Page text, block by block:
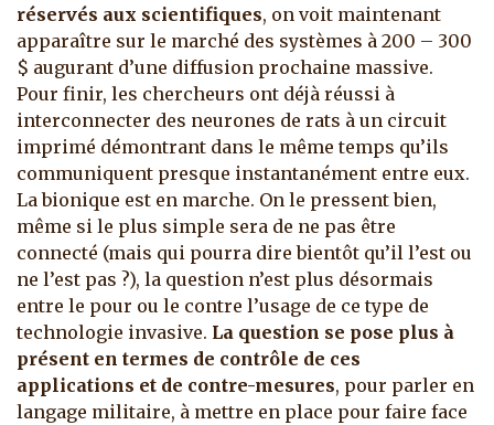
réservés aux scientifiques, on voit maintenant
apparaître sur le marché des systèmes à 200 – 300
$ augurant d’une diffusion prochaine massive.
Pour finir, les chercheurs ont déjà réussi à
interconnecter des neurones de rats à un circuit
imprimé démontrant dans le même temps qu’ils
communiquent presque instantanément entre eux.
La bionique est en marche. On le pressent bien,
même si le plus simple sera de ne pas être
connecté (mais qui pourra dire bientôt qu’il l’est ou
ne l’est pas ?), la question n’est plus désormais
entre le pour ou le contre l’usage de ce type de
technologie invasive. La question se pose plus à
présent en termes de contrôle de ces
applications et de contre-mesures, pour parler en
langage militaire, à mettre en place pour faire face